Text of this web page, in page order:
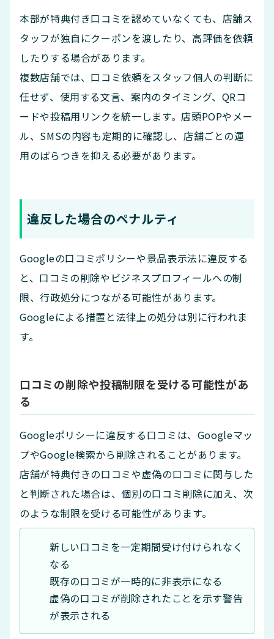
本部が特典付き口コミを認めていなくても、店舗ス
タッフが独自にクーポンを渡したり、高評価を依頼
したりする場合があります。
複数店舗では、口コミ依頼をスタッフ個人の判断に
任せず、使用する文言、案内のタイミング、QRコ
ードや投稿用リンクを統一します。店頭POPやメー
ル、SMSの内容も定期的に確認し、店舗ごとの運
用のばらつきを抑える必要があります。
違反した場合のペナルティ
Googleの口コミポリシーや景品表示法に違反する
と、口コミの削除やビジネスプロフィールへの制
限、行政処分につながる可能性があります。
Googleによる措置と法律上の処分は別に行われま
す。
口コミの削除や投稿制限を受ける可能性があ
る
Googleポリシーに違反する口コミは、Googleマッ
プやGoogle検索から削除されることがあります。
店舗が特典付きの口コミや虚偽の口コミに関与した
と判断された場合は、個別の口コミ削除に加え、次
のような制限を受ける可能性があります。
新しい口コミを一定期間受け付けられなく
なる
既存の口コミが一時的に非表示になる
虚偽の口コミが削除されたことを示す警告
が表示される